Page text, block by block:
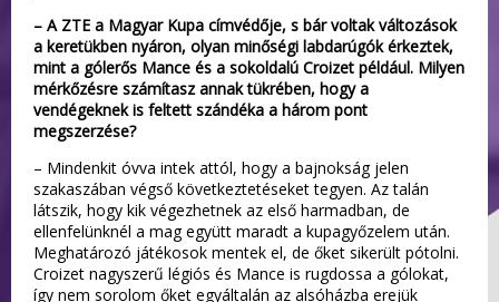
– A ZTE a Magyar Kupa címvédője, s bár voltak változások
a keretükben nyáron, olyan minőségi labdarúgók érkeztek,
mint a gólerős Mance és a sokoldalú Croizet például. Milyen
mérkőzésre számítasz annak tükrében, hogy a
vendégeknek is feltett szándéka a három pont
megszerzése?
– Mindenkit óvva intek attól, hogy a bajnokság jelen
szakaszában végső következtetéseket tegyen. Az talán
látszik, hogy kik végezhetnek az első harmadban, de
ellenfelünknél a mag együtt maradt a kupagyőzelem után.
Meghatározó játékosok mentek el, de őket sikerült pótolni.
Croizet nagyszerű légiós és Mance is rugdossa a gólokat,
így nem sorolom őket egyáltalán az alsóházba erejük